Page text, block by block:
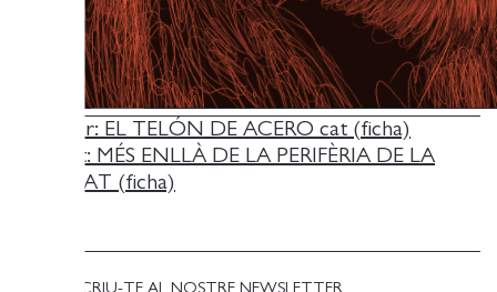
NAVEGACIÓ
D'ENTRADES
Anterior: EL TELÓN DE ACERO cat (ficha)
Següent: MÉS ENLLÀ DE LA PERIFÈRIA DE LA
PELL CAT (ficha)
SUBSCRIU-TE AL NOSTRE NEWSLETTER